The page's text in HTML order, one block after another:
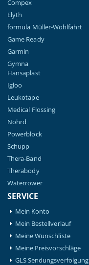
Compex
Elyth
formula Müller-Wohlfahrt
Game Ready
Garmin
Gymna
Hansaplast
Igloo
Leukotape
Medical Flossing
Nohrd
Powerblock
Schupp
Thera-Band
Therabody
Waterrower
SERVICE
Mein Konto
Mein Bestellverlauf
Meine Wunschliste
Meine Preisvorschläge
GLS Sendungsverfolgung